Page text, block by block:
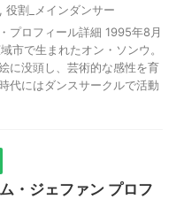
役割_メインダンサー
プロフィール詳細 1995年8月
市で生まれたオン・ソンウ。
に没頭し、芸術的な感性を育
代にはダンスサークルで活動
・ジェファン プロフ